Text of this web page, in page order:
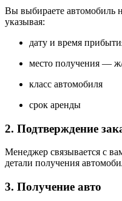
Вы выбираете автомобиль
указывая:
дату и время
место получения —
класс автомобиля
срок аренды
2. Подтверждение
Менеджер связывается с
детали получения
3. Получение авто